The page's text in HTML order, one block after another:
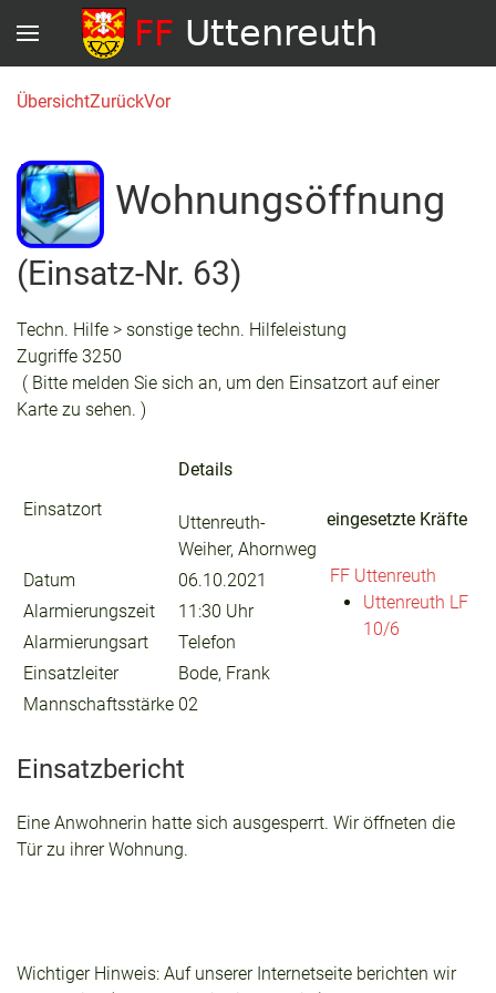
ÜbersichtZurückVor
Wohnungsöffnung
(Einsatz-Nr. 63)
Techn. Hilfe > sonstige techn. Hilfeleistung
Zugriffe 3250
( Bitte melden Sie sich an, um den Einsatzort auf einer
Karte zu sehen. )
Einsatzort
Details
Uttenreuth-
Weiher, Ahornweg
Datum
06.10.2021
Alarmierungszeit
11:30 Uhr
Alarmierungsart
Telefon
Einsatzleiter
Bode, Frank
Mannschaftsstärke 02
eingesetzte Kräfte
FF Uttenreuth
Uttenreuth LF
10/6
Einsatzbericht
Eine Anwohnerin hatte sich ausgesperrt. Wir öffneten die
Tür zu ihrer Wohnung.
Wichtiger Hinweis: Auf unserer Internetseite berichten wir